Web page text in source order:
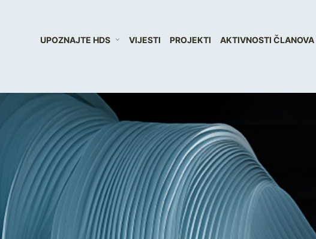
UPOZNAJTE HDS VIJESTI PROJEKTI AKTIVNOSTI ČLANOVA